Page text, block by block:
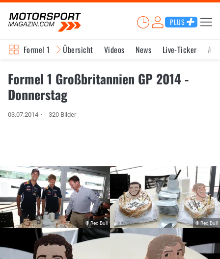
PLUS
Formel 1 Übersicht Videos News Live-Ticker
Formel 1 Großbritannien GP 2014 -
Donnerstag
03.07.2014 320 Bilder